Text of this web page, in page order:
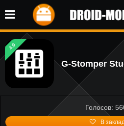
4.0
G-Stomper
Голосов:
В